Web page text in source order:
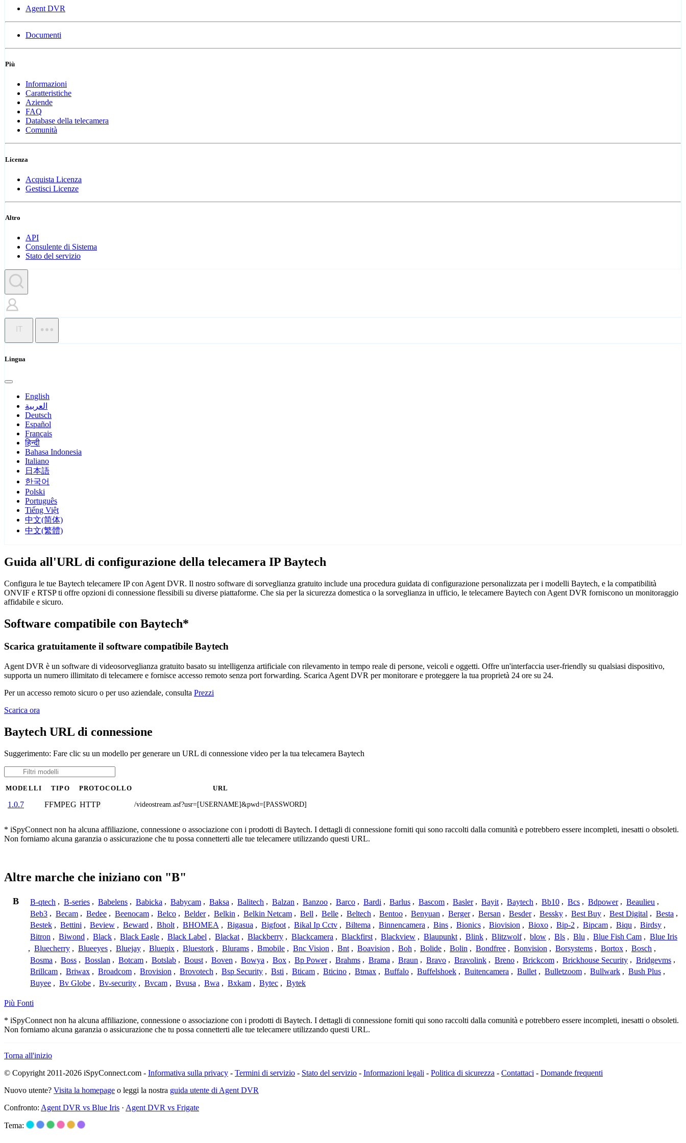
Agent DVR
Documenti
Più
Informazioni
Caratteristiche
Aziende
FAQ
Database della telecamera
Comunità
Licenza
Acquista Licenza
Gestisci Licenze
Altro
API
Consulente di Sistema
Stato del servizio
IT
Lingua
English
العربية
Deutsch
Español
Français
हिन्दी
Bahasa Indonesia
Italiano
日本語
한국어
Polski
Português
Tiếng Việt
中文(简体)
中文(繁體)
Guida all'URL di configurazione della telecamera IP Baytech
Configura le tue Baytech telecamere IP con Agent DVR. Il nostro software di sorveglianza gratuito include una procedura guidata di configurazione personalizzata per i modelli Baytech, e la compatibilità
ONVIF e RTSP ti offre opzioni di connessione flessibili su diverse piattaforme. Che sia per la sicurezza domestica o la sorveglianza in ufficio, le telecamere Baytech con Agent DVR forniscono un monitoraggio
affidabile e sicuro.
Software compatibile con Baytech*
Scarica gratuitamente il software compatibile Baytech
Agent DVR è un software di videosorveglianza gratuito basato su intelligenza artificiale con rilevamento in tempo reale di persone, veicoli e oggetti. Offre un'interfaccia user-friendly su qualsiasi dispositivo,
supporta un numero illimitato di telecamere e fornisce accesso remoto senza port forwarding. Scarica Agent DVR per monitorare e proteggere la tua proprietà 24 ore su 24.
Per un accesso remoto sicuro o per uso aziendale, consulta Prezzi
Scarica ora
Baytech URL di connessione
Suggerimento: Fare clic su un modello per generare un URL di connessione video per la tua telecamera Baytech
MODELLI TIPO PROTOCOLLO URL
1.0.7 FFMPEG HTTP /videostream.asf?usr=[USERNAME]&pwd=[PASSWORD]
* iSpyConnect non ha alcuna affiliazione, connessione o associazione con i prodotti di Baytech. I dettagli di connessione forniti qui sono raccolti dalla comunità e potrebbero essere incompleti, inesatti o obsoleti.
Non forniamo alcuna garanzia o assicurazione che tu possa connetterti alle tue telecamere utilizzando questi URL.
Altre marche che iniziano con "B"
B B-qtech , B-series , Babelens , Babicka , Babycam , Baksa , Balitech , Balzan , Banzoo , Barco , Bardi , Barlus , Bascom , Basler , Bayit , Baytech , Bb10 , Bcs , Bdpower , Beaulieu ,
Beb3 , Becam , Bedee , Beenocam , Belco , Belder , Belkin , Belkin Netcam , Bell , Belle , Beltech , Bentoo , Benyuan , Berger , Bersan , Besder , Bessky , Best Buy , Best Digital , Besta ,
Bestek , Bettini , Beview , Beward , Bholt , BHOMEA , Bigasua , Bigfoot , Bikal Ip Cctv , Biltema , Binnencamera , Bins , Bionics , Biovision , Bioxo , Bip-2 , Bipcam , Biqu , Birdsy ,
Bitron , Biwond , Black , Black Eagle , Black Label , Blackat , Blackberry , Blackcamera , Blackfirst , Blackview , Blaupunkt , Blink , Blitzwolf , blow , Bls , Blu , Blue Fish Cam , Blue Iris
, Bluecherry , Blueeyes , Bluejay , Bluepix , Bluestork , Blurams , Bmobile , Bnc Vision , Bnt , Boavision , Boh , Bolide , Bolin , Bondfree , Bonvision , Borsystems , Bortox , Bosch ,
Bosma , Boss , Bosslan , Botcam , Botslab , Boust , Boven , Bowya , Box , Bp Power , Brahms , Brama , Braun , Bravo , Bravolink , Breno , Brickcom , Brickhouse Security , Bridgevms ,
Brillcam , Briwax , Broadcom , Brovision , Brovotech , Bsp Security , Bsti , Bticam , Bticino , Btmax , Buffalo , Buffelshoek , Buitencamera , Bullet , Bulletzoom , Bullwark , Bush Plus ,
Buyee , Bv Globe , Bv-security , Bvcam , Bvusa , Bwa , Bxkam , Bytec , Bytek
Più Fonti
* iSpyConnect non ha alcuna affiliazione, connessione o associazione con i prodotti di Baytech. I dettagli di connessione forniti qui sono raccolti dalla comunità e potrebbero essere incompleti, inesatti o obsoleti.
Non forniamo alcuna garanzia o assicurazione che tu possa connetterti alle tue telecamere utilizzando questi URL.
Torna all'inizio
© Copyright 2011-2026 iSpyConnect.com - Informativa sulla privacy - Termini di servizio - Stato del servizio - Informazioni legali - Politica di sicurezza - Contattaci - Domande frequenti
Nuovo utente? Visita la homepage o leggi la nostra guida utente di Agent DVR
Confronto: Agent DVR vs Blue Iris · Agent DVR vs Frigate
Tema: